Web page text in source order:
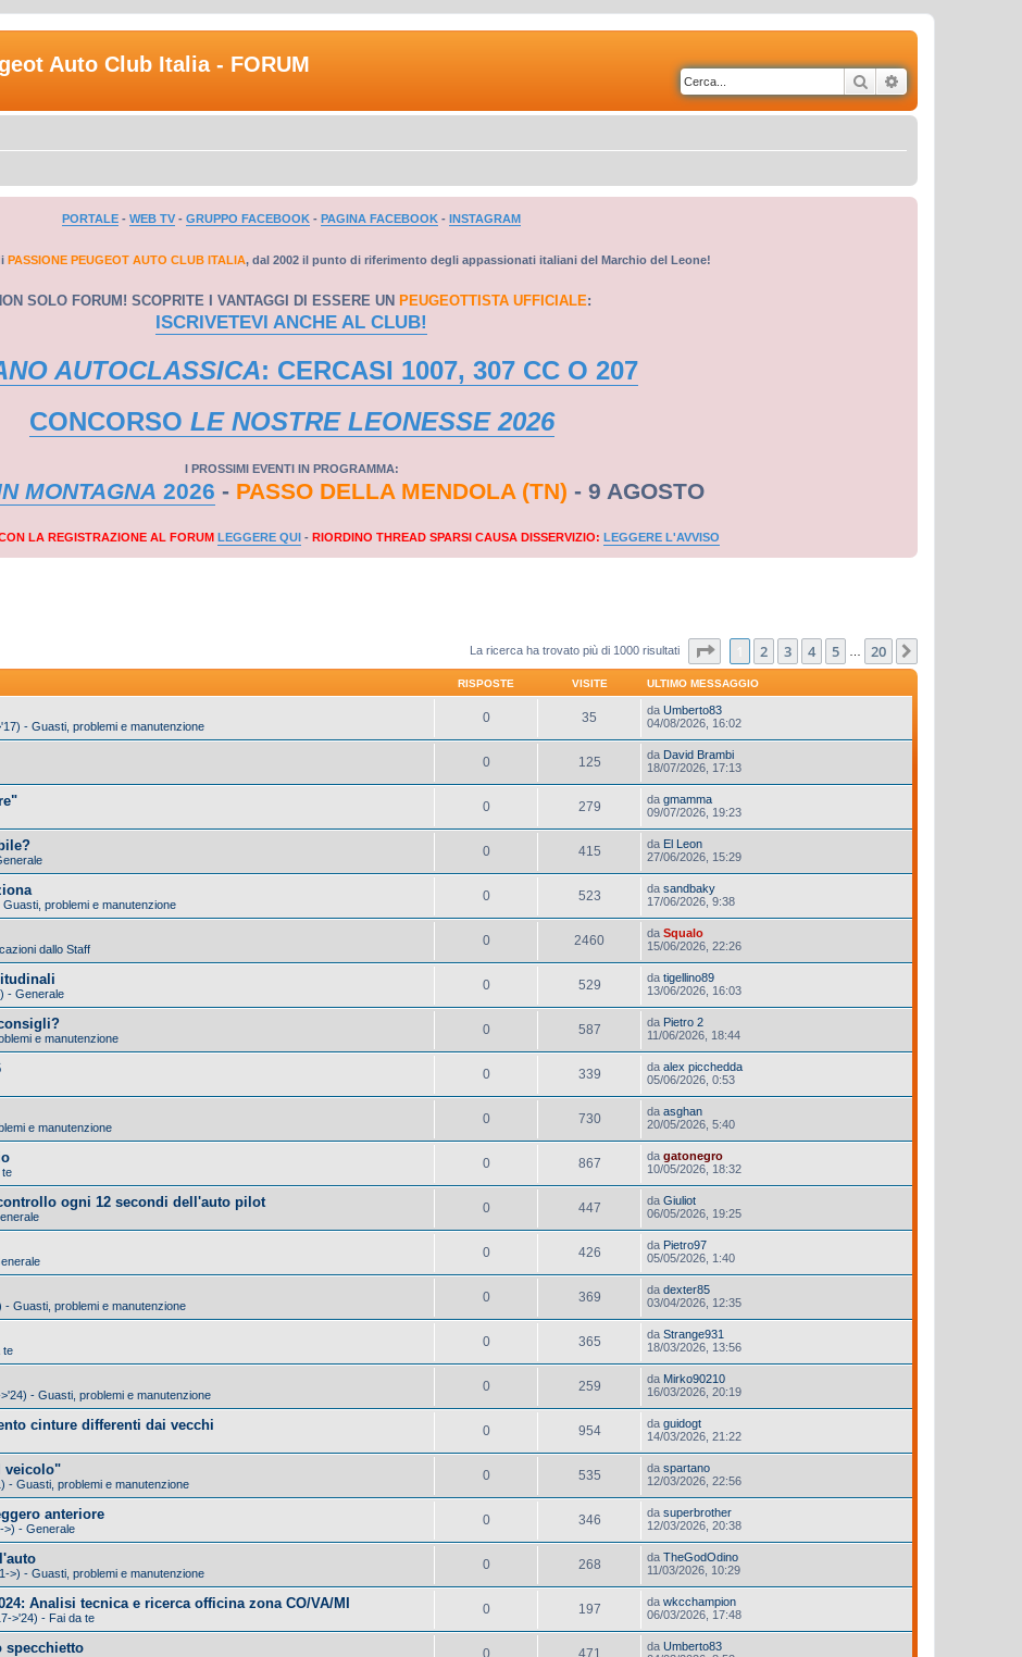
Auto Club Italia - FORUM
Cerca
PORTALE - WEB TV - GRUPPO FACEBOOK - PAGINA FACEBOOK - INSTAGRAM
PASSIONE PEUGEOT AUTO CLUB ITALIA, dal 2002 il punto di riferimento degli appassionati italiani del Marchio del Leone!
SOLO FORUM! SCOPRITE I VANTAGGI DI ESSERE UN PEUGEOTTISTA UFFICIALE:
ISCRIVETEVI ANCHE AL CLUB!
AUTOCLASSICA: CERCASI 1007, 307 CC O 207
CONCORSO LE NOSTRE LEONESSE 2026
I PROSSIMI EVENTI IN PROGRAMMA:
MONTAGNA 2026 - PASSO DELLA MENDOLA (TN) - 9 AGOSTO
LA REGISTRAZIONE AL FORUM LEGGERE QUI - RIORDINO THREAD SPARSI CAUSA DISSERVIZIO: LEGGERE L'AVVISO
La ricerca ha trovato più di 1000 risultati Pagina1 di
2 3 4 5 20
RISPOSTE VISITE ULTIMO MESSAGGIO
- Guasti, problemi e manutenzione
0 35 da Umberto83
04/08/2026, 16:02
0 125 da David Brambi
18/07/2026, 17:13
0 279 da gmamma
09/07/2026, 19:23
0 415 da El Leon
27/06/2026, 15:29
problemi e manutenzione
0 523 da sandbaky
17/06/2026, 9:38
dallo Staff
0 2460 da Squalo
15/06/2026, 22:26
- Generale
0 529 da tigellino89
13/06/2026, 16:03
e manutenzione
0 587 da Pietro 2
11/06/2026, 18:44
0 339 da alex picchedda
05/06/2026, 0:53
e manutenzione
0 730 da asghan
20/05/2026, 5:40
te
0 867 da gatonegro
10/05/2026, 18:32
ogni 12 secondi dell'auto pilot 0 447 da Giuliot
06/05/2026, 19:25
0 426 da Pietro97
05/05/2026, 1:40
- Guasti, problemi e manutenzione
0 369 da dexter85
03/04/2026, 12:35
te
0 365 da Strange931
18/03/2026, 13:56
- Guasti, problemi e manutenzione
0 259 da Mirko90210
16/03/2026, 20:19
cinture differenti dai vecchi 0 954 da guidogt
14/03/2026, 21:22
veicolo"
- Guasti, problemi e manutenzione
0 535 da spartano
12/03/2026, 22:56
anteriore
>) - Generale
0 346 da superbrother
12/03/2026, 20:38
>) - Guasti, problemi e manutenzione
0 268 da TheGodOdino
11/03/2026, 10:29
Analisi tecnica e ricerca officina zona CO/VA/MI
>'24) - Fai da te
0 197 da wkcchampion
06/03/2026, 17:48
specchietto 0 471 da Umberto83